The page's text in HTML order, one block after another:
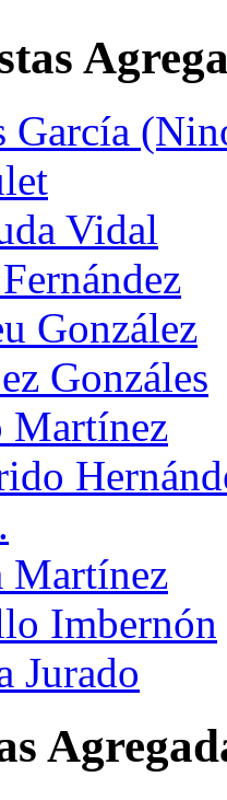
García
Vidal
González
Gonzáles
Martínez
Martínez
Imbernón
Jurado